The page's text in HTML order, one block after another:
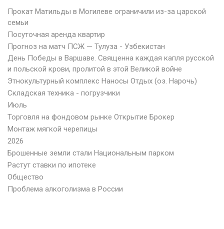
Прокат Матильды в Могилеве ограничили из-за царской
семьи
Посуточная аренда квартир
Прогноз на матч ПСЖ — Тулуза - Узбекистан
День Победы в Варшаве. Священна каждая капля русской
и польской крови, пролитой в этой Великой войне
Этнокультурный комплекс Наносы Отдых (оз. Нарочь)
Складская техника - погрузчики
Июль
Торговля на фондовом рынке Открытие Брокер
Монтаж мягкой черепицы
2026
Брошенные земли стали Национальным парком
Растут ставки по ипотеке
Общество
Проблема алкоголизма в России